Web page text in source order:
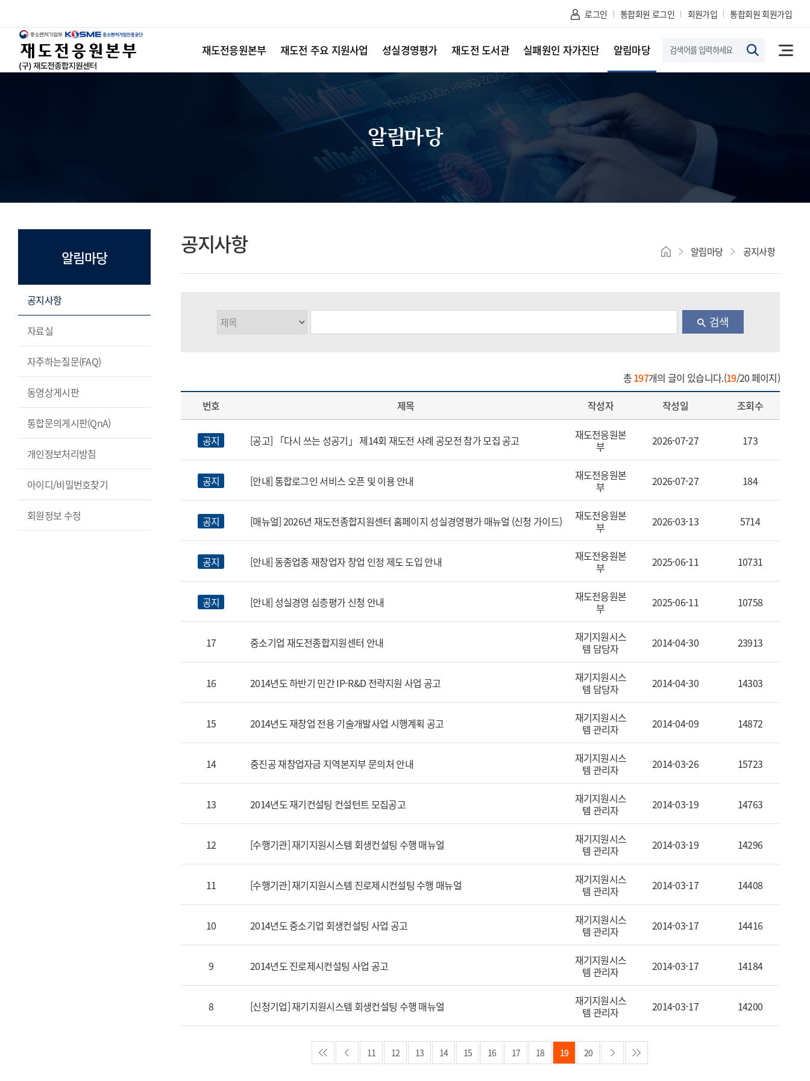
로그인 통합회원 로그인 회원가입 통합회원 회원가입
재도전응원본부 재도전 주요 지원사업 성실경영평가 재도전 도서관 실패원인 자가진단 알림마당
알림마당
알림마당
공지사항
자료실
자주하는질문(FAQ)
동영상게시판
통합문의게시판(QnA)
개인정보처리방침
아이디/비밀번호찾기
회원정보 수정
공지사항 알림마당 공지사항
검색
총197개의 글이 있습니다.(19/20 페이지)
번호
제목 작성자 작성일 조회수
공지 [공고] 「다시 쓰는 성공기」 제14회 재도전 사례 공모전 참가 모집 공고
재도전응원본
부
2026-07-27 173
공지 [안내] 통합로그인 서비스 오픈 및 이용 안내
재도전응원본
부
2026-07-27 184
공지 [매뉴얼] 2026년 재도전종합지원센터 홈페이지 성실경영평가 매뉴얼 (신청 가이드)
재도전응원본
부
2026-03-13 5714
공지 [안내] 동종업종 재창업자 창업 인정 제도 도입 안내
재도전응원본
부
2025-06-11 10731
공지 [안내] 성실경영 심층평가 신청 안내
재도전응원본
부
2025-06-11 10758
17 중소기업 재도전종합지원센터 안내
재기지원시스
템 담당자
2014-04-30 23913
16 2014년도 하반기 민간 IP-R&D 전략지원 사업 공고
재기지원시스
템 담당자
2014-04-30 14303
15 2014년도 재창업 전용 기술개발사업 시행계획 공고
재기지원시스
템 관리자
2014-04-09 14872
14 중진공 재창업자금 지역본지부 문의처 안내
재기지원시스
템 관리자
2014-03-26 15723
13 2014년도 재기컨설팅 컨설턴트 모집공고
재기지원시스
템 관리자
2014-03-19 14763
12 [수행기관] 재기지원시스템 회생컨설팅 수행 매뉴얼
재기지원시스
템 관리자
2014-03-19 14296
11 [수행기관] 재기지원시스템 진로제시컨설팅 수행 매뉴얼
재기지원시스
템 관리자
2014-03-17 14408
10 2014년도 중소기업 회생컨설팅 사업 공고
재기지원시스
템 관리자
2014-03-17 14416
9 2014년도 진로제시컨설팅 사업 공고
재기지원시스
템 관리자
2014-03-17 14184
8 [신청기업] 재기지원시스템 회생컨설팅 수행 매뉴얼
재기지원시스
템 관리자
2014-03-17 14200
11 12 13 14 15 16 17 18 19 20